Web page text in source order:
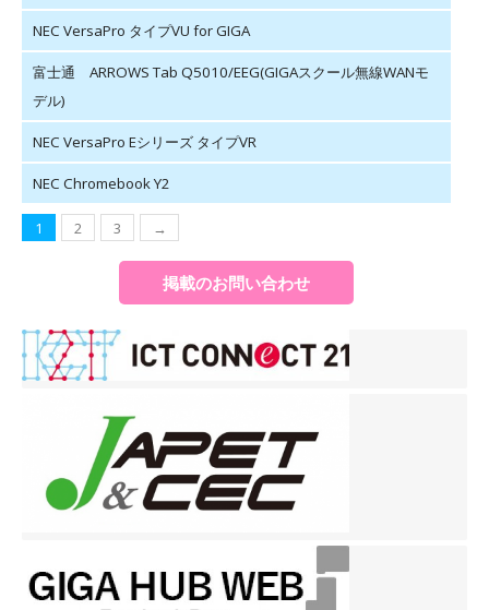
NEC VersaPro タイプVU for GIGA
富士通 ARROWS Tab Q5010/EEG(GIGAスクール無線WANモ
デル)
NEC VersaPro Eシリーズ タイプVR
NEC Chromebook Y2
1 2 3 →
掲載のお問い合わせ